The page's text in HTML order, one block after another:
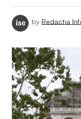
by Redactia